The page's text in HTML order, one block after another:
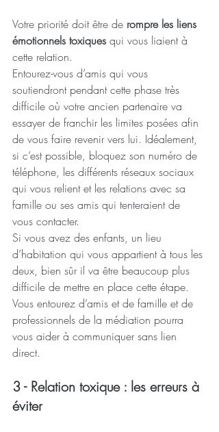
Votre priorité doit être de rompre les liens
émotionnels toxiques qui vous liaient à
cette relation.
Entourez-vous d’amis qui vous
soutiendront pendant cette phase très
difficile où votre ancien partenaire va
essayer de franchir les limites posées afin
de vous faire revenir vers lui. Idéalement,
si c’est possible, bloquez son numéro de
téléphone, les différents réseaux sociaux
qui vous relient et les relations avec sa
famille ou ses amis qui tenteraient de
vous contacter.
Si vous avez des enfants, un lieu
d’habitation qui vous appartient à tous les
deux, bien sûr il va être beaucoup plus
difficile de mettre en place cette étape.
Vous entourez d’amis et de famille et de
professionnels de la médiation pourra
vous aider à communiquer sans lien
direct.
3 - Relation toxique : les erreurs à
éviter